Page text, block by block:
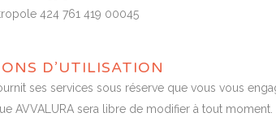
424 761 419 00045
D’UTILISATION
ses services sous réserve que vous vous
AVVALURA sera libre de modifier à tout moment.